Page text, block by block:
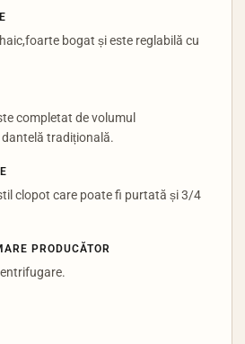
bogat și este reglabilă cu
completat de volumul
tradițională.
clopot care poate fi purtată și 3/4
PRODUCĂTOR